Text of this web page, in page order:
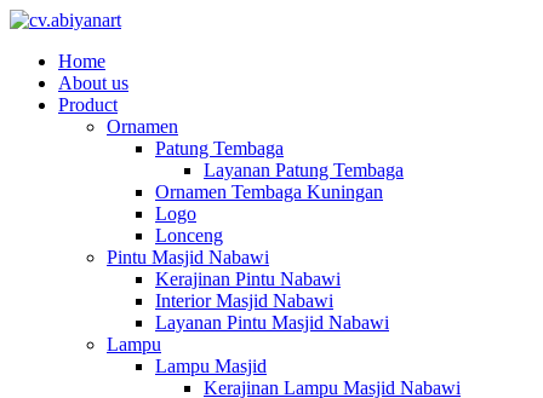
Home
About us
Product
Ornamen
Patung Tembaga
Layanan Patung Tembaga
Ornamen Tembaga Kuningan
Logo
Lonceng
Pintu Masjid Nabawi
Kerajinan Pintu Nabawi
Interior Masjid Nabawi
Layanan Pintu Masjid Nabawi
Lampu
Lampu Masjid
Kerajinan Lampu Masjid Nabawi